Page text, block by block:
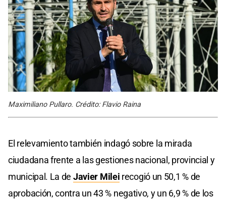
Maximiliano Pullaro. Crédito: Flavio Raina
El relevamiento también indagó sobre la mirada
ciudadana frente a las gestiones nacional, provincial y
municipal. La de Javier Milei recogió un 50,1 % de
aprobación, contra un 43 % negativo, y un 6,9 % de los